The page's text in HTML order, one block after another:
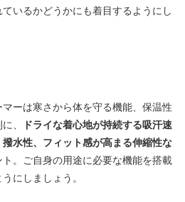
いるかどうかにも着目するようにし
ーは寒さから体を守る機能、保温性
、
ドライな着心地が持続する吸汗速
水性、フィット感が高まる伸縮性な
。ご自身の用途に必要な機能を搭載
にしましょう。